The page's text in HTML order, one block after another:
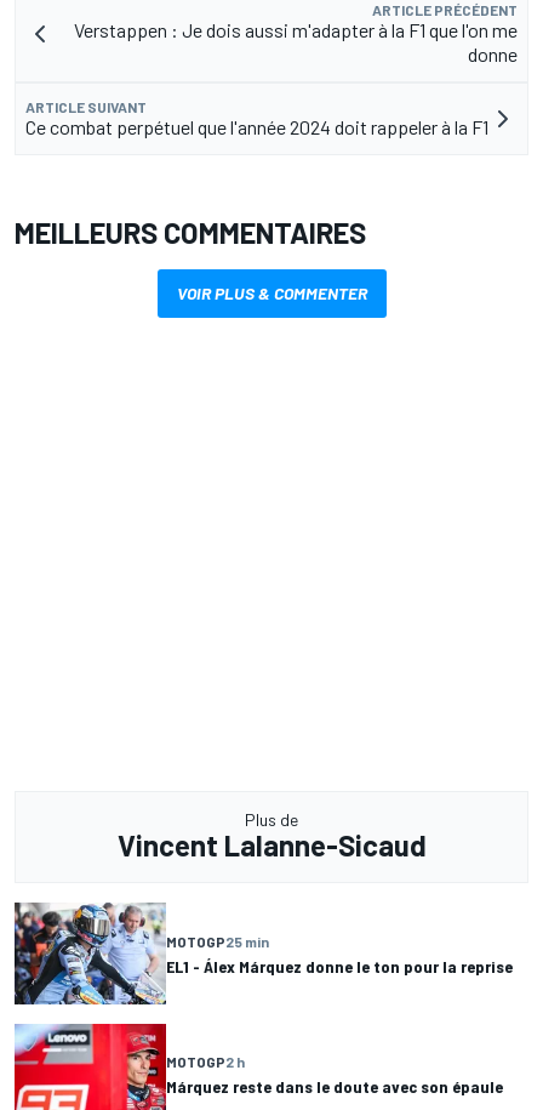
ARTICLE PRÉCÉDENT
Verstappen : Je dois aussi m'adapter à la F1 que l'on me
donne
ARTICLE SUIVANT
Ce combat perpétuel que l'année 2024 doit rappeler à la F1
MEILLEURS COMMENTAIRES
VOIR PLUS & COMMENTER
Plus de
Vincent Lalanne-Sicaud
MOTOGP25 min
EL1 - Álex Márquez donne le ton pour la reprise
MOTOGP2 h
Márquez reste dans le doute avec son épaule